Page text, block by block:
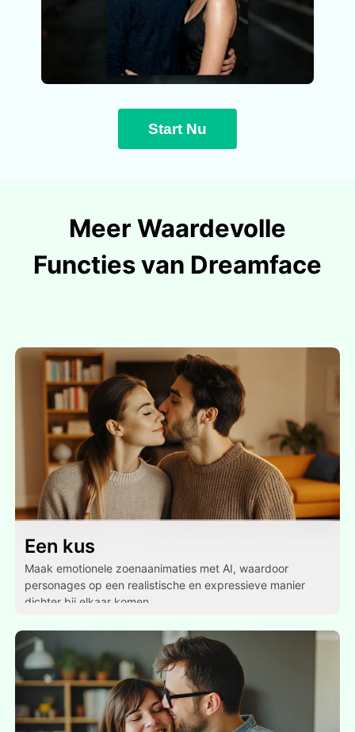
Start Nu
Meer Waardevolle
Functies van Dreamface
Een kus
Maak emotionele zoenaanimaties met AI, waardoor
personages op een realistische en expressieve manier
dichter bij elkaar komen.